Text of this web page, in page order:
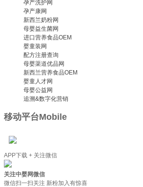
孕产洗护网
孕产康网
新西兰奶粉网
母婴益生菌网
进口营养食品OEM
婴童装网
配方注册查询
母婴渠道优品网
新西兰营养食品OEM
婴童人才网
母婴公益网
追溯&数字化营销
移动平台Mobile
APP下载 + 关注微信
关注中婴网微信
微信扫一扫关注 新粉加入有惊喜